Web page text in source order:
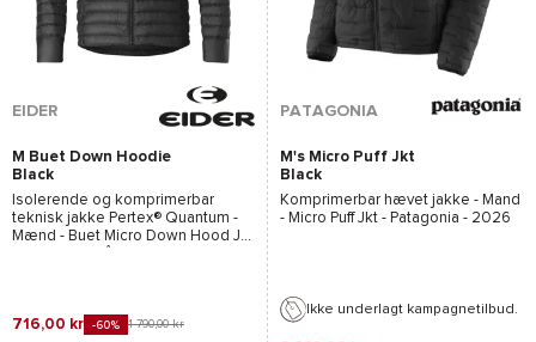
EIDER
M Buet Down Hoodie
Black
Isolerende og komprimerbar
teknisk jakke Pertex® Quantum -
Mænd - Buet Micro Down Hood Jkt
716,00 kr -60% 1 790,00 kr
PATAGONIA
M's Micro Puff Jkt
Black
Komprimerbar hævet jakke - Mand
- Micro Puff Jkt - Patagonia - 2026
Ikke underlagt kampagnetilbud.